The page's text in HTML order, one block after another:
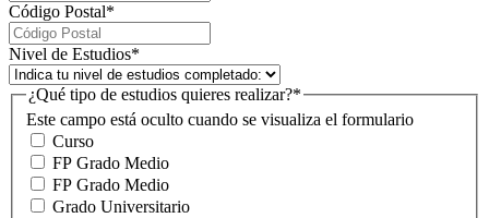
Código Postal*
Nivel de Estudios*
Este campo está oculto cuando se visualiza el formulario
¿Qué tipo de estudios quieres realizar?*
Curso
FP Grado Medio
FP Grado Medio
Grado Universitario